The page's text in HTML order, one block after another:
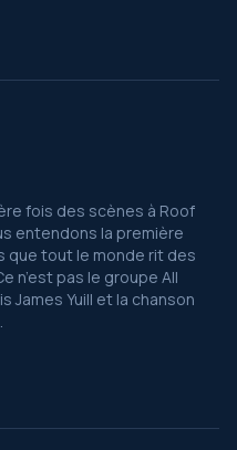
fois des scènes à Roof
entendons la première
que tout le monde rit des
n’est pas le groupe All
James Yuill et la chanson